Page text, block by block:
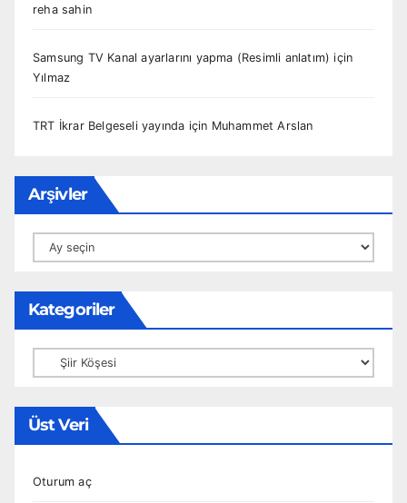
reha sahin
Samsung TV Kanal ayarlarını yapma (Resimli anlatım) için
Yılmaz
TRT İkrar Belgeseli yayında için Muhammet Arslan
Arşivler
Arşivler
Kategoriler
Kategoriler
Üst Veri
Oturum aç